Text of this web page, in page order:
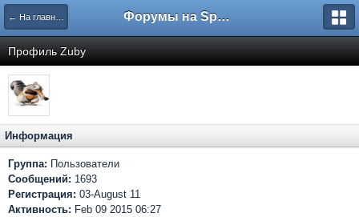
← На главную Форумы на Sportbox.ru
Профиль Zuby
Информация
Группа: Пользователи
Сообщений: 1693
Регистрация: 03-August 11
Активность: Feb 09 2015 06:27